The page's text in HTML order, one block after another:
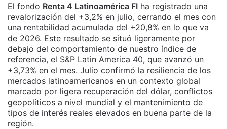
El fondo Renta 4 Latinoamérica FI ha registrado una
revalorización del +3,2% en julio, cerrando el mes con
una rentabilidad acumulada del +20,8% en lo que va
de 2026. Este resultado se situó ligeramente por
debajo del comportamiento de nuestro índice de
referencia, el S&P Latin America 40, que avanzó un
+3,73% en el mes. Julio confirmó la resiliencia de los
mercados latinoamericanos en un contexto global
marcado por ligera recuperación del dólar, conflictos
geopolíticos a nivel mundial y el mantenimiento de
tipos de interés reales elevados en buena parte de la
región.